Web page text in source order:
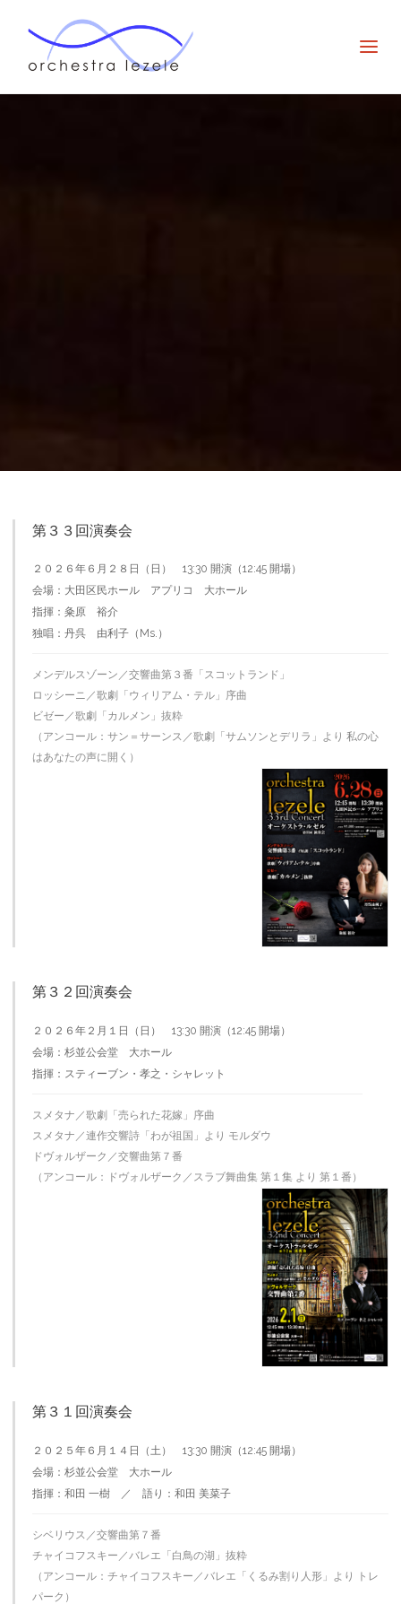
第３３回演奏会
２０２６年６月２８日（日） 13:30 開演（12:45 開場）
会場：大田区民ホール アプリコ 大ホール
指揮：粂原 裕介
独唱：丹呉 由利子（Ms.）
メンデルスゾーン／交響曲第３番「スコットランド」
ロッシーニ／歌劇「ウィリアム・テル」序曲
ビゼー／歌劇「カルメン」抜粋
（アンコール：サン＝サーンス／歌劇「サムソンとデリラ」より 私の心
はあなたの声に開く）
第３２回演奏会
２０２６年２月１日（日） 13:30 開演（12:45 開場）
会場：杉並公会堂 大ホール
指揮：スティーブン・孝之・シャレット
スメタナ／歌劇「売られた花嫁」序曲
スメタナ／連作交響詩「わが祖国」より モルダウ
ドヴォルザーク／交響曲第７番
（アンコール：ドヴォルザーク／スラブ舞曲集 第１集 より 第１番）
第３１回演奏会
２０２５年６月１４日（土） 13:30 開演（12:45 開場）
会場：杉並公会堂 大ホール
指揮：和田 一樹 ／ 語り：和田 美菜子
シベリウス／交響曲第７番
チャイコフスキー／バレエ「白鳥の湖」抜粋
（アンコール：チャイコフスキー／バレエ「くるみ割り人形」より トレ
パーク）